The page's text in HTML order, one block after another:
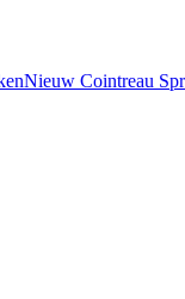
Nieuw Cointreau